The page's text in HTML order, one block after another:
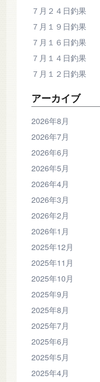
７月２４日釣果
７月１９日釣果
７月１６日釣果
７月１４日釣果
７月１２日釣果
アーカイブ
2026年8月
2026年7月
2026年6月
2026年5月
2026年4月
2026年3月
2026年2月
2026年1月
2025年12月
2025年11月
2025年10月
2025年9月
2025年8月
2025年7月
2025年6月
2025年5月
2025年4月